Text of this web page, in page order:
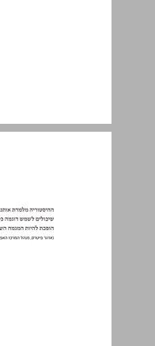
התערבות אמנותית ... 7